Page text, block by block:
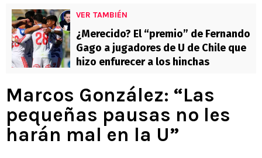
VER TAMBIÉN
¿Merecido? El “premio” de Fernando
Gago a jugadores de U de Chile que
hizo enfurecer a los hinchas
Marcos González: “Las
pequeñas pausas no les
harán mal en la U”